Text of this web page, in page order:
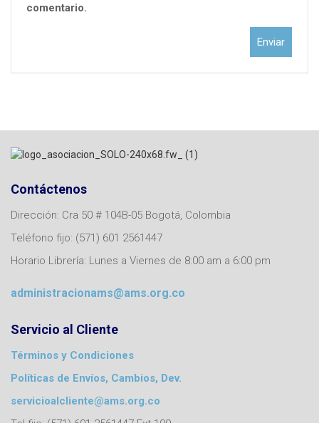
comentario.
Contáctenos
Dirección: Cra 50 # 104B-05 Bogotá, Colombia
Teléfono fijo: (571) 601 2561447
Horario Librería: Lunes a Viernes de 8:00 am a 6:00 pm
administracionams@ams.org.co
Servicio al Cliente
Términos y Condiciones
Políticas de Envíos, Cambios, Dev.
servicioalcliente@ams.org.co